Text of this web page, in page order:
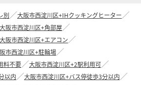
別
大阪市西淀川区+IHクッキングヒーター
大阪市西淀川区+角部屋
大阪市西淀川区+エアコン
市西淀川区+駐輪場
料不要
大阪市西淀川区+2駅利用可
以内
大阪市西淀川区+バス停徒歩3分以内